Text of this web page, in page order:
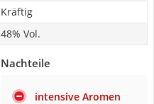
Kräftig
48% Vol.
Nachteile
intensive Aromen